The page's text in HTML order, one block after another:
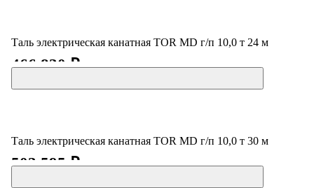
Таль электрическая канатная TOR MD г/п 10,0 т 24 м
466 830 ₽
Таль электрическая канатная TOR MD г/п 10,0 т 30 м
503 595 ₽